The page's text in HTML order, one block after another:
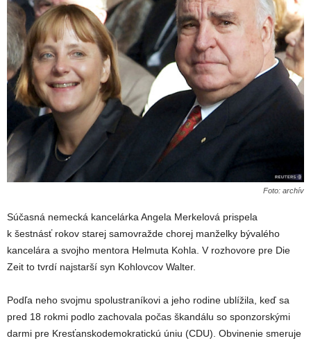
Foto: archív
Súčasná nemecká kancelárka Angela Merkelová prispela
k šestnásť rokov starej samovražde chorej manželky bývalého
kancelára a svojho mentora Helmuta Kohla. V rozhovore pre Die
Zeit to tvrdí najstarší syn Kohlovcov Walter.
Podľa neho svojmu spolustraníkovi a jeho rodine ublížila, keď sa
pred 18 rokmi podlo zachovala počas škandálu so sponzorskými
darmi pre Kresťanskodemokratickú úniu (CDU). Obvinenie smeruje